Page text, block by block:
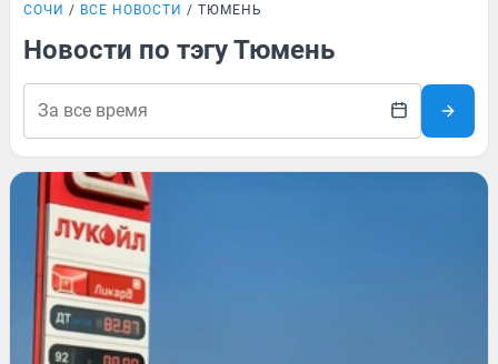
СОЧИ ВСЕ НОВОСТИ ТЮМЕНЬ
Новости по тэгу Тюмень